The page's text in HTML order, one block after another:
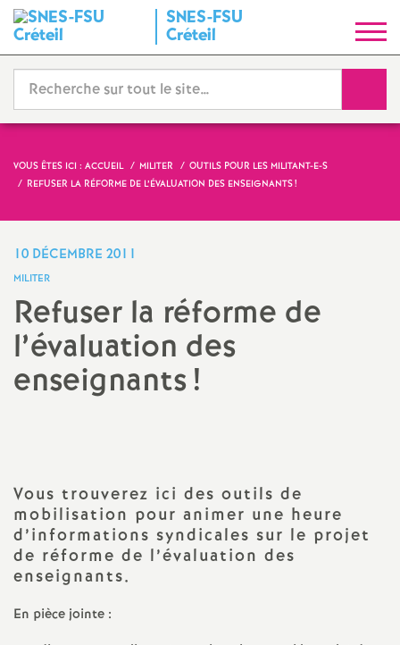
SNES-FSU
Créteil
y
n
d
i
a
t
i
o
VOUS ÊTES ICI : ACCUEIL MILITER
OUTILS POUR LES MILITANT-E-S
REFUSER LA RÉFORME DE L’ÉVALUATION DES ENSEIGNANTS!
10 DÉCEMBRE 2011
MILITER
Refuser la réforme de
l’évaluation des
enseignants!
Vous trouverez ici des outils de
mobilisation pour animer une heure
d’informations syndicales sur le projet
de réforme de l’évaluation des
enseignants.
En pièce jointe :